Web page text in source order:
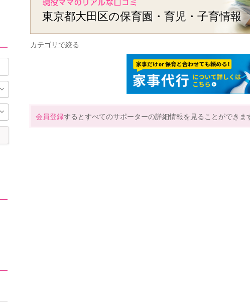
東京都大田区の保育園・育児・子育情報
カテゴリで絞る
会員登録するとすべてのサポーターの詳細情報を見ることができま